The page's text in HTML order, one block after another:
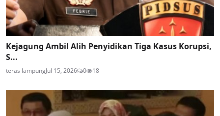
Kejagung Ambil Alih Penyidikan Tiga Kasus Korupsi,
S...
teras lampungJul 15, 2026 0 18